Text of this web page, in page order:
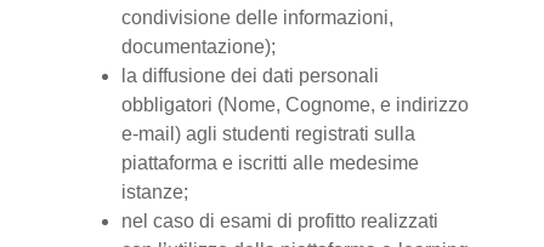
condivisione delle informazioni,
documentazione);
la diffusione dei dati personali
obbligatori (Nome, Cognome, e indirizzo
e-mail) agli studenti registrati sulla
piattaforma e iscritti alle medesime
istanze;
nel caso di esami di profitto realizzati